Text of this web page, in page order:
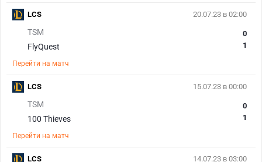
20.07.23 в 02:00
TSM
FlyQuest
0
1
Перейти на матч
LCS
15.07.23 в 00:00
TSM
100 Thieves
0
1
Перейти на матч
LCS
14.07.23 в 03:00
LCS